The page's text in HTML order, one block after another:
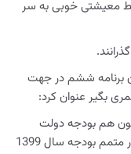
معیشتی خوبی به سر
به تصویب تبصره ماده ۱۲ قانون برنامه ششم در جهت
بگیر عنوان کرد:
هم بودجه دولت
کاهش پیدا کرده و باید حتما به این موضوع در متمم بودجه سال 1399